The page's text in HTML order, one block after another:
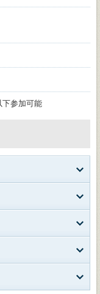
下参加可能